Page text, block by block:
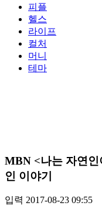
피플
헬스
라이프
컬처
머니
테마
MBN <나는 자연인
인 이야기
입력 2017-08-23 09:55